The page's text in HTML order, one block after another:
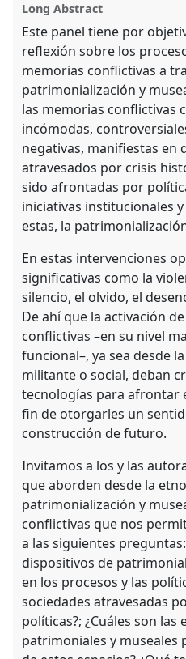
panel
explorer
Long Abstract
Este panel tiene por
reflexión sobre los
memorias conflictivas a
patrimonialización y
las memorias conflictivas
incómodas,
negativas, manifiestas en
atravesados por crisis
sido afrontadas por
iniciativas institucionales
estas, la
En estas intervenciones
significativas como la
silencio, el olvido, el
De ahí que la activación
conflictivas –en su nivel
funcional–, ya sea desde
militante o social, deban
tecnologías para afrontar
fin de otorgarles un
construcción de futuro.
Invitamos a los y las
que aborden desde la
patrimonialización y
conflictivas que nos
a las siguientes
dispositivos de
en los procesos y las
sociedades atravesadas
políticas?; ¿Cuáles son
patrimoniales y museales